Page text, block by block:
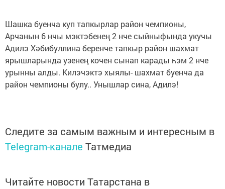
Шашка буенча куп тапкырлар район чемпионы,
Арчанын 6 нчы мэктэбенең 2 нче сыйныфында укучы
Адилэ Хәбибуллина беренче тапкыр район шахмат
ярышларында узенең кочен сынап карады һэм 2 нче
урынны алды. Килэчэктэ хыялы- шахмат буенча да
район чемпионы булу.. Унышлар сина, Адилэ!
Следите за самым важным и интересным в
Telegram-канале Татмедиа
Читайте новости Татарстана в